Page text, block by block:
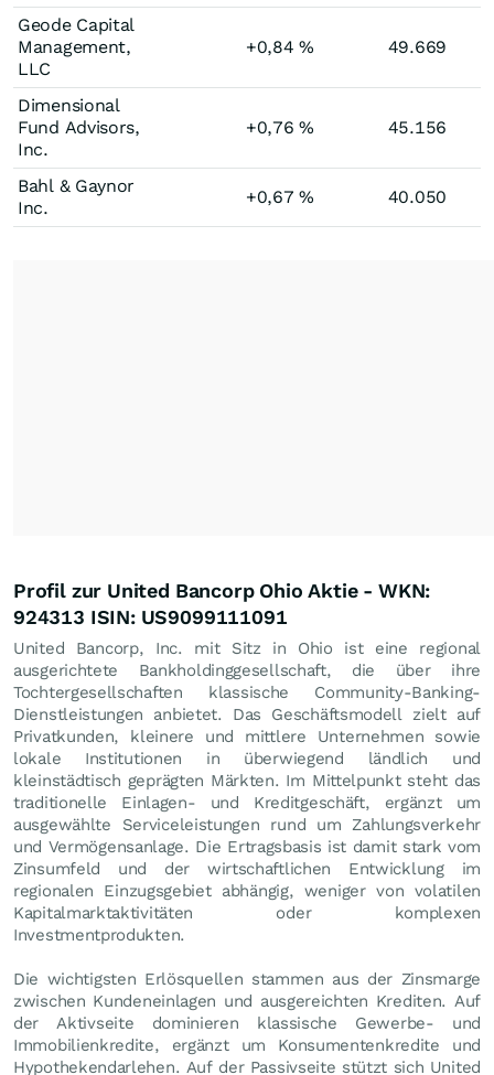
Geode Capital
Management,
LLC
+0,84% 49.669
Dimensional
Fund Advisors,
Inc.
+0,76% 45.156
Bahl & Gaynor
Inc.
+0,67% 40.050
Profil zur United Bancorp Ohio Aktie - WKN:
924313 ISIN: US9099111091
United Bancorp, Inc. mit Sitz in Ohio ist eine regional
ausgerichtete Bankholdinggesellschaft, die über ihre
Tochtergesellschaften klassische Community-Banking-
Dienstleistungen anbietet. Das Geschäftsmodell zielt auf
Privatkunden, kleinere und mittlere Unternehmen sowie
lokale Institutionen in überwiegend ländlich und
kleinstädtisch geprägten Märkten. Im Mittelpunkt steht das
traditionelle Einlagen- und Kreditgeschäft, ergänzt um
ausgewählte Serviceleistungen rund um Zahlungsverkehr
und Vermögensanlage. Die Ertragsbasis ist damit stark vom
Zinsumfeld und der wirtschaftlichen Entwicklung im
regionalen Einzugsgebiet abhängig, weniger von volatilen
Kapitalmarktaktivitäten oder komplexen
Investmentprodukten.
Die wichtigsten Erlösquellen stammen aus der Zinsmarge
zwischen Kundeneinlagen und ausgereichten Krediten. Auf
der Aktivseite dominieren klassische Gewerbe- und
Immobilienkredite, ergänzt um Konsumentenkredite und
Hypothekendarlehen. Auf der Passivseite stützt sich United